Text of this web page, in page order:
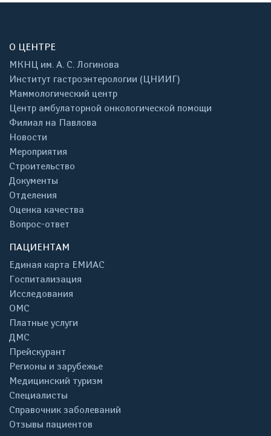
О ЦЕНТРЕ
МКНЦ им. А. С. Логинова
Институт гастроэнтерологии (ЦНИИГ)
Маммологический центр
Центр амбулаторной онкологической помощи
Филиал на Павлова
Новости
Мероприятия
Строительство
Документы
Отделения
Оценка качества
Вопрос-ответ
ПАЦИЕНТАМ
Единая карта ЕМИАС
Госпитализация
Исследования
ОМС
Платные услуги
ДМС
Прейскурант
Регионы и зарубежье
Медицинский туризм
Специалисты
Справочник заболеваний
Отзывы пациентов